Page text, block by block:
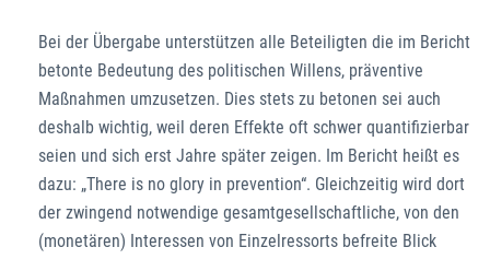
Bei der Übergabe unterstützen alle Beteiligten die im Bericht
betonte Bedeutung des politischen Willens, präventive
Maßnahmen umzusetzen. Dies stets zu betonen sei auch
deshalb wichtig, weil deren Effekte oft schwer quantifizierbar
seien und sich erst Jahre später zeigen. Im Bericht heißt es
dazu: „There is no glory in prevention“. Gleichzeitig wird dort
der zwingend notwendige gesamtgesellschaftliche, von den
(monetären) Interessen von Einzelressorts befreite Blick